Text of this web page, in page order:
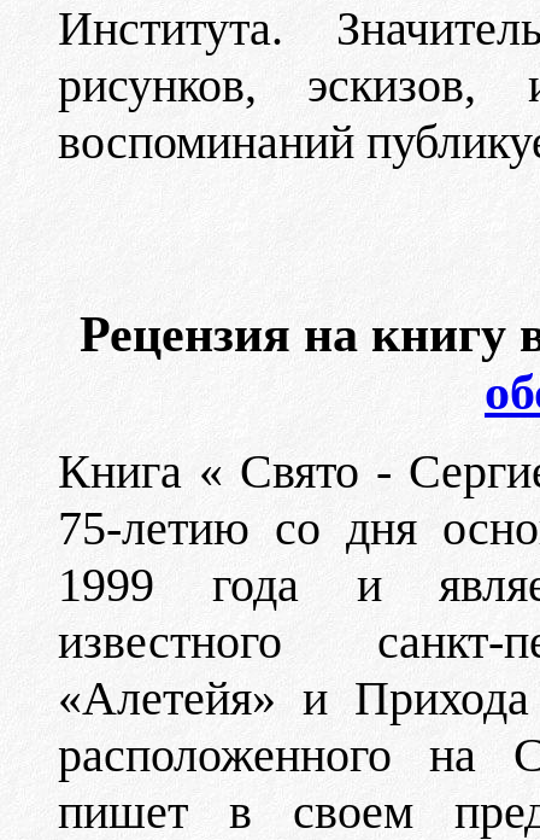
Института.
рисунков, эскизов,
воспоминаний
Рецензия на книгу
Книга « Свято -
75-летию со дня
1999 года и
известного санкт-
«Алетейя» и
расположенного на
пишет в своем